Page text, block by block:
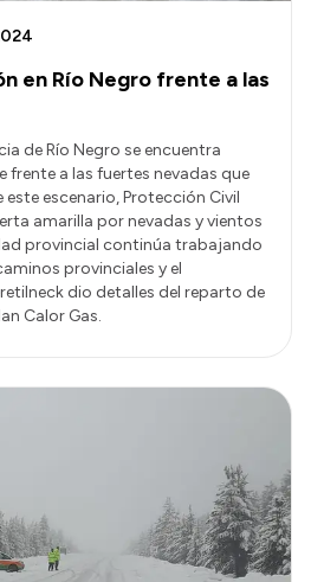
en Río Negro frente a las
de Río Negro se encuentra
a las fuertes nevadas que
escenario, Protección Civil
amarilla por nevadas y vientos
provincial continúa trabajando
provinciales y el
dio detalles del reparto de
Calor Gas.